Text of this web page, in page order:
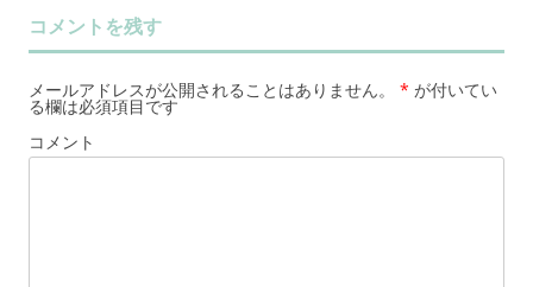
シ
ン
コメントを残す
メールアドレスが公開されることはありません。 * が付いてい
る欄は必須項目です
コメント